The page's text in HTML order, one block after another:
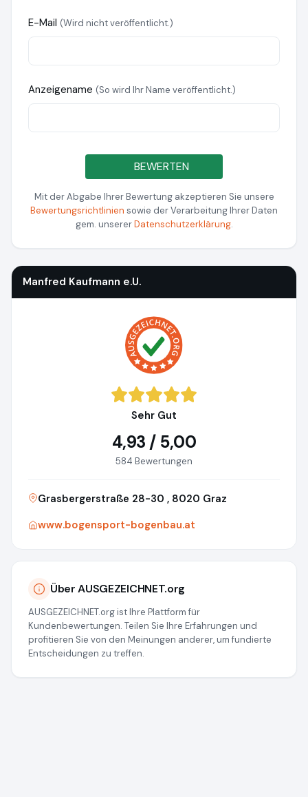
E-Mail (Wird nicht veröffentlicht.)
Anzeigename (So wird Ihr Name veröffentlicht.)
BEWERTEN
Mit der Abgabe Ihrer Bewertung akzeptieren Sie unsere
Bewertungsrichtlinien sowie der Verarbeitung Ihrer Daten
gem. unsererDatenschutzerklärung.
Manfred Kaufmann e.U.
Sehr Gut
4,93 / 5,00
584 Bewertungen
Grasbergerstraße 28-30 , 8020 Graz
www.bogensport-bogenbau.at
Über AUSGEZEICHNET.org
AUSGEZEICHNET.org ist Ihre Plattform für
Kundenbewertungen. Teilen Sie Ihre Erfahrungen und
profitieren Sie von den Meinungen anderer, um fundierte
Entscheidungen zu treffen.